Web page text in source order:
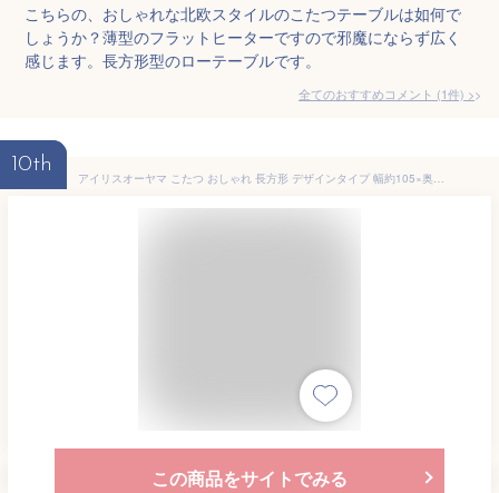
こちらの、おしゃれな北欧スタイルのこたつテーブルは如何で
しょうか？薄型のフラットヒーターですので邪魔にならず広く
感じます。長方形型のローテーブルです。
全てのおすすめコメント (1件) >
10th
アイリスオーヤマ こたつ おしゃれ 長方形 デザインタイプ 幅約105×奥行約60×高さ約38 IKT-RA1060-MBR ミドルブラウン
この商品をサイトでみる